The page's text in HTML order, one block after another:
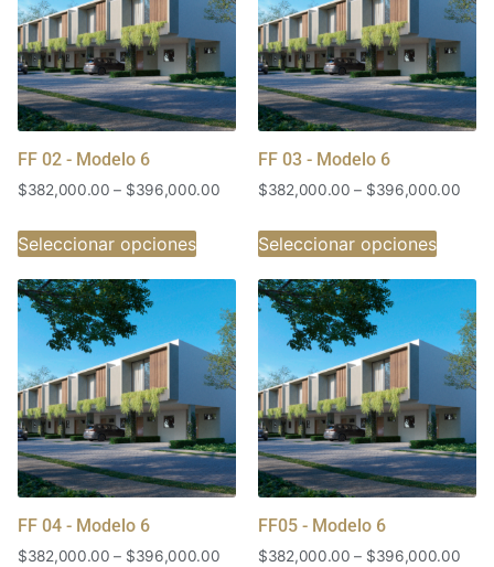
FF 02 - Modelo 6
$382,000.00 – $396,000.00
Seleccionar opciones
FF 03 - Modelo 6
$382,000.00 – $396,000.00
Seleccionar opciones
FF 04 - Modelo 6
$382,000.00 – $396,000.00
FF05 - Modelo 6
$382,000.00 – $396,000.00